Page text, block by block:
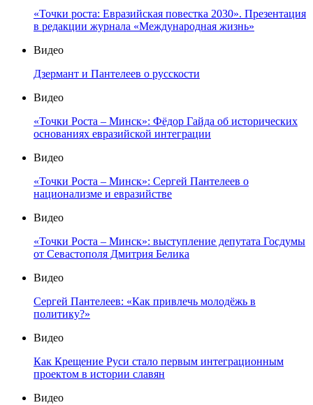
«Точки роста: Евразийская повестка 2030». Презентация
в редакции журнала «Международная жизнь»
Видео
Дзермант и Пантелеев о русскости
Видео
«Точки Роста – Минск»: Фёдор Гайда об исторических
основаниях евразийской интеграции
Видео
«Точки Роста – Минск»: Сергей Пантелеев о
национализме и евразийстве
Видео
«Точки Роста – Минск»: выступление депутата Госдумы
от Севастополя Дмитрия Белика
Видео
Сергей Пантелеев: «Как привлечь молодёжь в
политику?»
Видео
Как Крещение Руси стало первым интеграционным
проектом в истории славян
Видео